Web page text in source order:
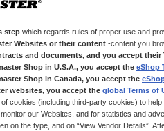
step which regards rules of proper use and
Websites or their content -content you
and documents, and you accept their
Shop in U.S.A., you accept the eShop
Shop in Canada, you accept the
websites, you accept the global Terms of
cookies (including third-party cookies) to
our Websites, and for statistics and
on the type, and on “View Vendor Details”.